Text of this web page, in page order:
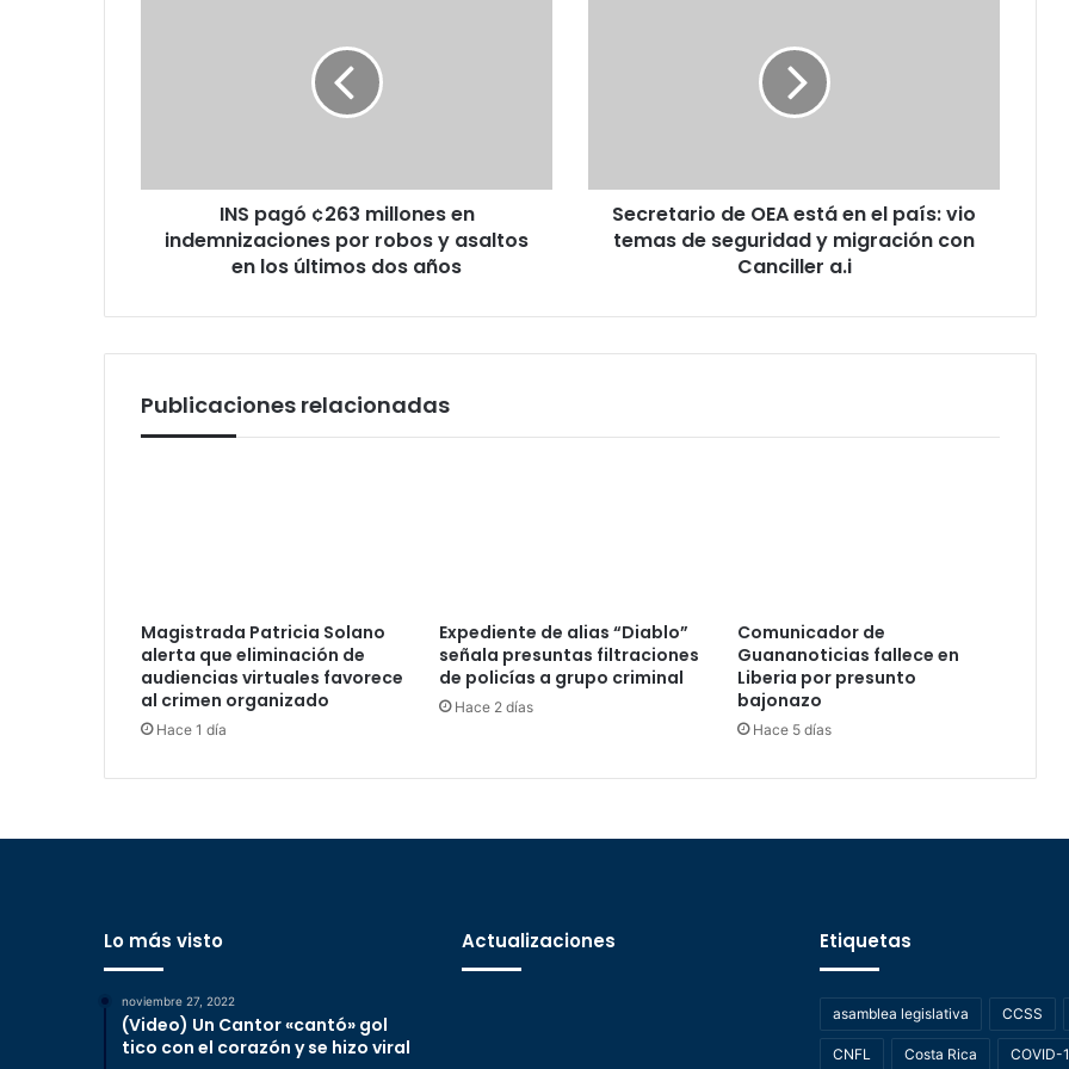
y
dos
INS pagó ¢263 millones en
indemnizaciones por robos y asaltos
en los últimos dos años
temas
seguridad
con
Secretario de OEA está en el país: vio
temas de seguridad y migración con
Canciller a.i
Publicaciones relacionadas
Magistrada Patricia Solano
alerta que eliminación de
audiencias virtuales favorece
al crimen organizado
Hace 1 día
Expediente de alias “Diablo”
señala presuntas filtraciones
de policías a grupo criminal
Hace 2 días
Comunicador de
Guananoticias fallece en
Liberia por presunto
bajonazo
Hace 5 días
Lo más visto
noviembre 27, 2022
(Video) Un Cantor «cantó» gol
tico con el corazón y se hizo viral
Actualizaciones Etiquetas
asamblea legislativa CCSS
CNFL Costa Rica COVID-